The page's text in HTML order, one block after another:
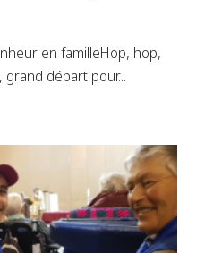
en familleHop, hop,
départ pour...